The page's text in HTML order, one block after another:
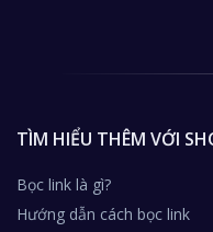
TÌM HIỂU THÊM VỚI
Bọc link là gì?
Hướng dẫn cách bọc link